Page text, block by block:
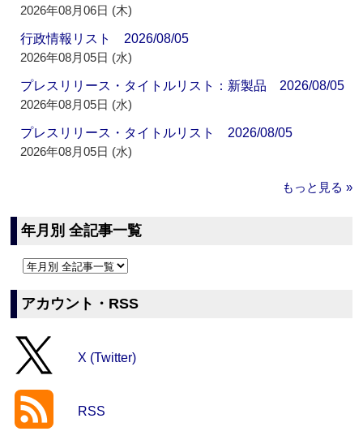
2026年08月06日 (木)
行政情報リスト 2026/08/05
2026年08月05日 (水)
プレスリリース・タイトルリスト：新製品 2026/08/05
2026年08月05日 (水)
プレスリリース・タイトルリスト 2026/08/05
2026年08月05日 (水)
もっと見る »
年月別 全記事一覧
アカウント・RSS
X (Twitter)
RSS